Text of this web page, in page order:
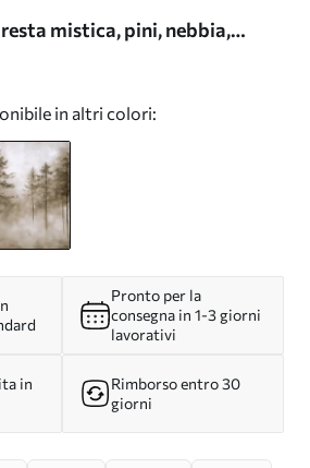
mistica, pini, nebbia,
beige nr. w02149v1
in altri colori:
Pronto per la
consegna in 1-3 giorni
lavorativi
in
Rimborso entro 30
giorni